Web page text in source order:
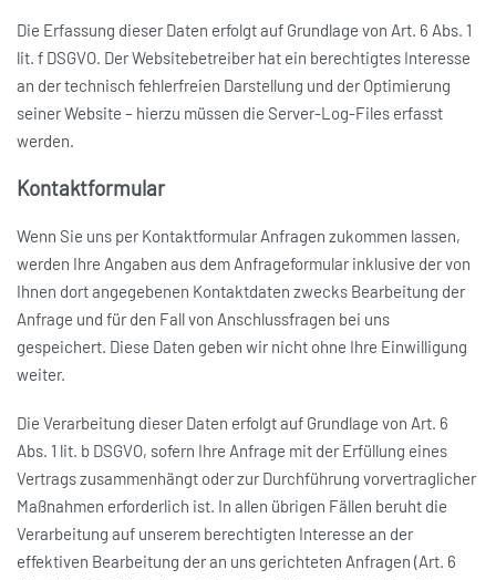
Die Erfassung dieser Daten erfolgt auf Grundlage von Art. 6 Abs. 1
lit. f DSGVO. Der Websitebetreiber hat ein berechtigtes Interesse
an der technisch fehlerfreien Darstellung und der Optimierung
seiner Website – hierzu müssen die Server-Log-Files erfasst
werden.
Kontaktformular
Wenn Sie uns per Kontaktformular Anfragen zukommen lassen,
werden Ihre Angaben aus dem Anfrageformular inklusive der von
Ihnen dort angegebenen Kontaktdaten zwecks Bearbeitung der
Anfrage und für den Fall von Anschlussfragen bei uns
gespeichert. Diese Daten geben wir nicht ohne Ihre Einwilligung
weiter.
Die Verarbeitung dieser Daten erfolgt auf Grundlage von Art. 6
Abs. 1 lit. b DSGVO, sofern Ihre Anfrage mit der Erfüllung eines
Vertrags zusammenhängt oder zur Durchführung vorvertraglicher
Maßnahmen erforderlich ist. In allen übrigen Fällen beruht die
Verarbeitung auf unserem berechtigten Interesse an der
effektiven Bearbeitung der an uns gerichteten Anfragen (Art. 6